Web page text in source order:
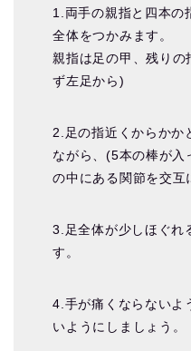
1.両手の親指と四本の
全体をつかみます。
親指は足の甲、残りの
ず左足から)
2.足の指近くからかか
ながら、(5本の棒が入
の中にある関節を交互
3.足全体が少しほぐれ
す。
4.手が痛くならないよ
いようにしましょう。